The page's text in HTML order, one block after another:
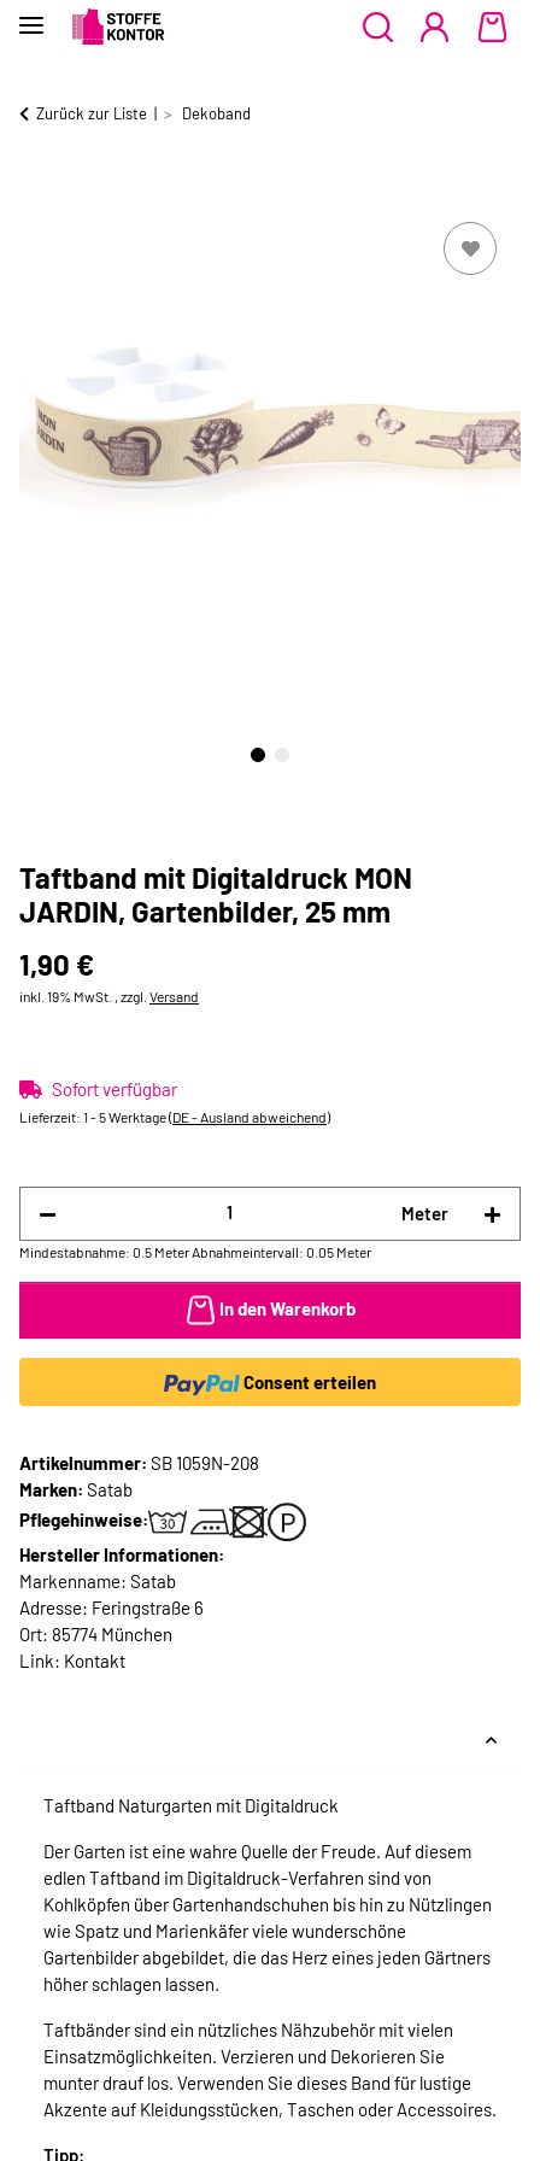
Zurück zur Liste Dekoband
Taftband mit Digitaldruck MON
JARDIN, Gartenbilder, 25 mm
1,90 €
inkl. 19% MwSt. , zzgl. Versand
Sofort verfügbar
Lieferzeit: 1 - 5 Werktage(DE - Ausland abweichend)
Meter
Mindestabnahme: 0.5 Meter Abnahmeintervall: 0.05 Meter
In den Warenkorb
Consent erteilen
Artikelnummer: SB 1059N-208
Marken: Satab
Pflegehinweise:
Hersteller Informationen:
Markenname: Satab
Adresse: Feringstraße 6
Ort: 85774 München
Link: Kontakt
Taftband Naturgarten mit Digitaldruck
Der Garten ist eine wahre Quelle der Freude. Auf diesem
edlen Taftband im Digitaldruck-Verfahren sind von
Kohlköpfen über Gartenhandschuhen bis hin zu Nützlingen
wie Spatz und Marienkäfer viele wunderschöne
Gartenbilder abgebildet, die das Herz eines jeden Gärtners
höher schlagen lassen.
Taftbänder sind ein nützliches Nähzubehör mit vielen
Einsatzmöglichkeiten. Verzieren und Dekorieren Sie
munter drauf los. Verwenden Sie dieses Band für lustige
Akzente auf Kleidungsstücken, Taschen oder Accessoires.
Tipp: